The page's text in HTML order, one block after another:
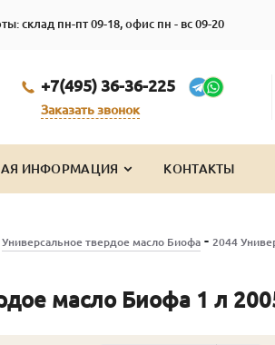
склад пн-пт 09-18, офис пн - вс 09-20
+7(495) 36-36-225
Заказать звонок
ИНФОРМАЦИЯ КОНТАКТЫ
Универсальное твердое масло Биофа- 2044
масло Биофа 1 л